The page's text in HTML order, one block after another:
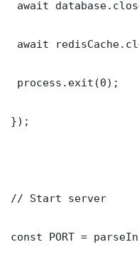
await
await
process.exit(0);
});
// Start server
const PORT =